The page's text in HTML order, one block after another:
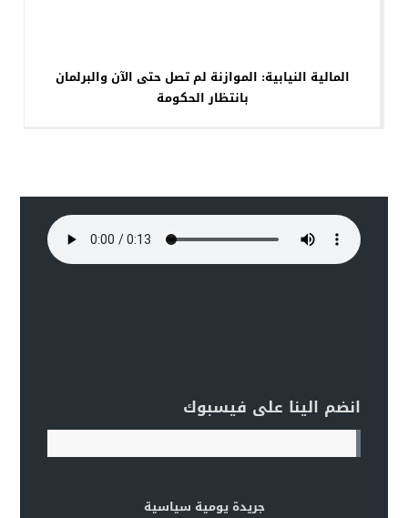
المالية النيابية: الموازنة لم تصل حتى الآن والبرلمان
بانتظار الحكومة
انضم الينا على فيسبوك
جريدة يومية سياسية